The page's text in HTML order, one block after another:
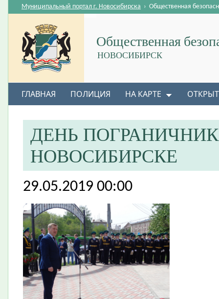
Общественная
НОВОСИБИРСК
Муниципальный портал г. Новосибирска › Общественная
ГЛАВНАЯ ПОЛИЦИЯ НА КАРТЕ
ДЕНЬ
НОВОСИБИРСКЕ
29.05.2019 00:00